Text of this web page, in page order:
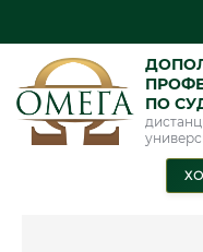
ПО